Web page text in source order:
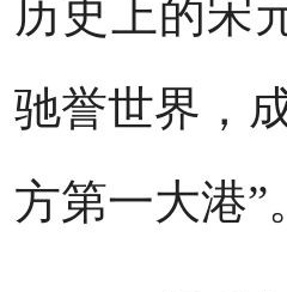
历史上的宋
驰誉世界，
方第一大港”